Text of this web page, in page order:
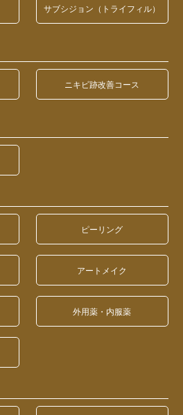
サブシジョン（トライフィル）
ニキビ跡改善コース
ピーリング
アートメイク
外用薬・内服薬